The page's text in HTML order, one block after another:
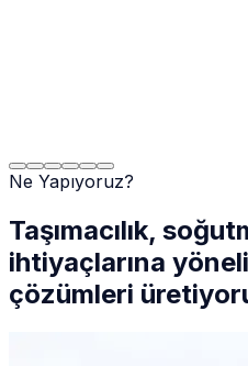
Ne Yapıyoruz?
Taşımacılık,
ihtiyaçlarına
çözümleri